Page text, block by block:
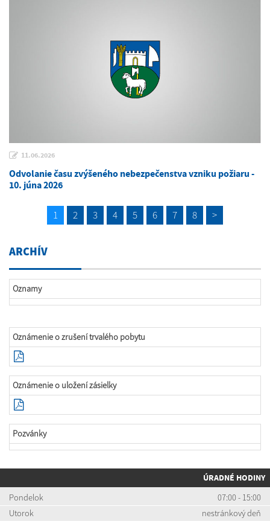
11.06.2026
Odvolanie času zvýšeného nebezpečenstva vzniku požiaru -
10. júna 2026
1 2 3 4 5 6 7 8 >
ARCHÍV
Oznamy
Oznámenie o zrušení trvalého pobytu
Oznámenie o uložení zásielky
Pozvánky
ÚRADNÉ HODINY
Pondelok
07:00 - 15:00
Utorok
nestránkový deň